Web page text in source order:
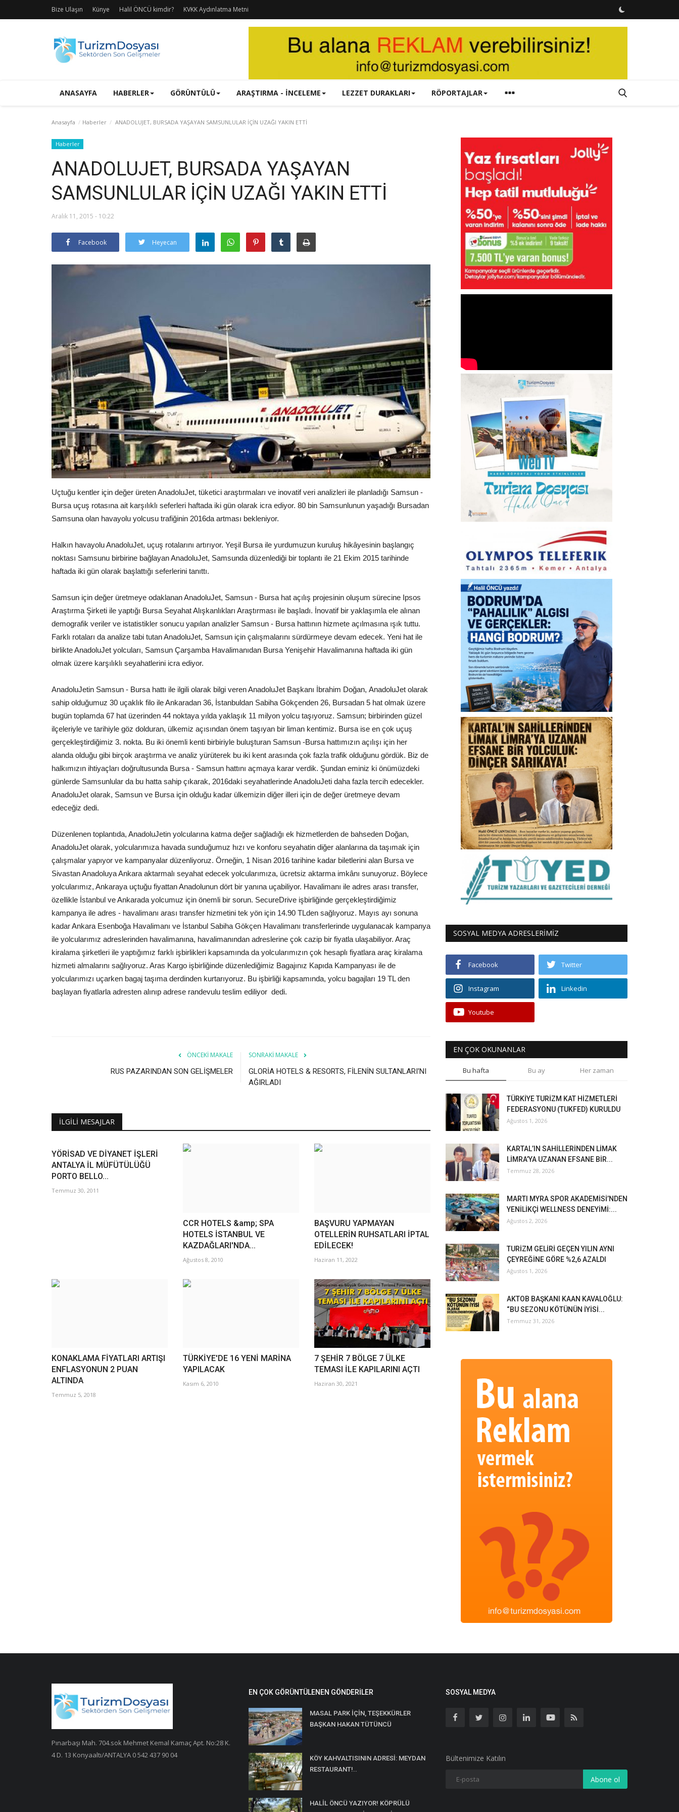
Bize Ulaşın Künye Halil ÖNCÜ kimdir? KVKK Aydınlatma Metni
ANASAYFA HABERLER GÖRÜNTÜLÜ ARAŞTIRMA - İNCELEME LEZZET DURAKLARI RÖPORTAJLAR
Anasayfa Haberler ANADOLUJET, BURSADA YAŞAYAN SAMSUNLULAR İÇİN UZAĞI YAKIN ETTİ
Haberler
ANADOLUJET, BURSADA YAŞAYAN
SAMSUNLULAR İÇİN UZAĞI YAKIN ETTİ
Aralık 11, 2015 - 10:22
Facebook Heyecan
Uçtuğu kentler için değer üreten AnadoluJet, tüketici araştırmaları ve inovatif veri analizleri ile planladığı Samsun -
Bursa uçuş rotasına ait karşılıklı seferleri haftada iki gün olarak icra ediyor. 80 bin Samsunlunun yaşadığı Bursadan
Samsuna olan havayolu yolcusu trafiğinin 2016da artması bekleniyor.
Halkın havayolu AnadoluJet, uçuş rotalarını artırıyor. Yeşil Bursa ile yurdumuzun kuruluş hikâyesinin başlangıç
noktası Samsunu birbirine bağlayan AnadoluJet, Samsunda düzenlediği bir toplantı ile 21 Ekim 2015 tarihinde
haftada iki gün olarak başlattığı seferlerini tanıttı.
Samsun için değer üretmeye odaklanan AnadoluJet, Samsun - Bursa hat açılış projesinin oluşum sürecine Ipsos
Araştırma Şirketi ile yaptığı Bursa Seyahat Alışkanlıkları Araştırması ile başladı. İnovatif bir yaklaşımla ele alınan
demografik veriler ve istatistikler sonucu yapılan analizler Samsun - Bursa hattının hizmete açılmasına ışık tuttu.
Farklı rotaları da analize tabi tutan AnadoluJet, Samsun için çalışmalarını sürdürmeye devam edecek. Yeni hat ile
birlikte AnadoluJet yolcuları, Samsun Çarşamba Havalimanıdan Bursa Yenişehir Havalimanına haftada iki gün
olmak üzere karşılıklı seyahatlerini icra ediyor.
AnadoluJetin Samsun - Bursa hattı ile ilgili olarak bilgi veren AnadoluJet Başkanı İbrahim Doğan, AnadoluJet olarak
sahip olduğumuz 30 uçaklık filo ile Ankaradan 36, İstanbuldan Sabiha Gökçenden 26, Bursadan 5 hat olmak üzere
bugün toplamda 67 hat üzerinden 44 noktaya yılda yaklaşık 11 milyon yolcu taşıyoruz. Samsun; birbirinden güzel
ilçeleriyle ve tarihiyle göz dolduran, ülkemiz açısından önem taşıyan bir liman kentimiz. Bursa ise en çok uçuş
gerçekleştirdiğimiz 3. nokta. Bu iki önemli kenti birbiriyle buluşturan Samsun -Bursa hattımızın açılışı için her
alanda olduğu gibi birçok araştırma ve analiz yürüterek bu iki kent arasında çok fazla trafik olduğunu gördük. Biz de
halkımızın ihtiyaçları doğrultusunda Bursa - Samsun hattını açmaya karar verdik. Şundan eminiz ki önümüzdeki
günlerde Samsunlular da bu hatta sahip çıkarak, 2016daki seyahatlerinde AnadoluJeti daha fazla tercih edecekler.
AnadoluJet olarak, Samsun ve Bursa için olduğu kadar ülkemizin diğer illeri için de değer üretmeye devam
edeceğiz dedi.
Düzenlenen toplantıda, AnadoluJetin yolcularına katma değer sağladığı ek hizmetlerden de bahseden Doğan,
AnadoluJet olarak, yolcularımıza havada sunduğumuz hızı ve konforu seyahatin diğer alanlarına da taşımak için
çalışmalar yapıyor ve kampanyalar düzenliyoruz. Örneğin, 1 Nisan 2016 tarihine kadar biletlerini alan Bursa ve
Sivastan Anadoluya Ankara aktarmalı seyahat edecek yolcularımıza, ücretsiz aktarma imkânı sunuyoruz. Böylece
yolcularımız, Ankaraya uçtuğu fiyattan Anadolunun dört bir yanına uçabiliyor. Havalimanı ile adres arası transfer,
özellikle İstanbul ve Ankarada yolcumuz için önemli bir sorun. SecureDrive işbirliğinde gerçekleştirdiğimiz
kampanya ile adres - havalimanı arası transfer hizmetini tek yön için 14.90 TLden sağlıyoruz. Mayıs ayı sonuna
kadar Ankara Esenboğa Havalimanı ve İstanbul Sabiha Gökçen Havalimanı transferlerinde uygulanacak kampanya
ile yolcularımız adreslerinden havalimanına, havalimanından adreslerine çok cazip bir fiyatla ulaşabiliyor. Araç
kiralama şirketleri ile yaptığımız farklı işbirlikleri kapsamında da yolcularımızın çok hesaplı fiyatlara araç kiralama
hizmeti almalarını sağlıyoruz. Aras Kargo işbirliğinde düzenlediğimiz Bagajınız Kapıda Kampanyası ile de
yolcularımızı uçarken bagaj taşıma derdinden kurtarıyoruz. Bu işbirliği kapsamında, yolcu bagajları 19 TL den
başlayan fiyatlarla adresten alınıp adrese randevulu teslim ediliyor  dedi.
ÖNCEKI MAKALE
RUS PAZARINDAN SON GELİŞMELER
SONRAKI MAKALE
GLORİA HOTELS & RESORTS, FİLENİN SULTANLARI'NI
AĞIRLADI
İLGILI MESAJLAR
YÖRİSAD VE DİYANET İŞLERİ
ANTALYA İL MÜFÜTÜLÜĞÜ
PORTO BELLO...
Temmuz 30, 2011
CCR HOTELS &amp; SPA
HOTELS İSTANBUL VE
KAZDAĞLARI'NDA...
Ağustos 8, 2010
BAŞVURU YAPMAYAN
OTELLERİN RUHSATLARI İPTAL
EDİLECEK!
Haziran 11, 2022
KONAKLAMA FİYATLARI ARTIŞI
ENFLASYONUN 2 PUAN
ALTINDA
Temmuz 5, 2018
TÜRKİYE'DE 16 YENİ MARİNA
YAPILACAK
Kasım 6, 2010
7 ŞEHİR 7 BÖLGE 7 ÜLKE
TEMASI İLE KAPILARINI AÇTI
Haziran 30, 2021
SOSYAL MEDYA ADRESLERİMİZ
Facebook Twitter
Instagram Linkedin
Youtube
EN ÇOK OKUNANLAR
Bu hafta Bu ay Her zaman
TÜRKİYE TURİZM KAT HİZMETLERİ
FEDERASYONU (TUKFED) KURULDU
Ağustos 1, 2026
KARTAL’IN SAHİLLERİNDEN LİMAK
LİMRA’YA UZANAN EFSANE BİR...
Temmuz 28, 2026
MARTI MYRA SPOR AKADEMİSİ’NDEN
YENİLİKÇİ WELLNESS DENEYİMİ:...
Ağustos 2, 2026
TURİZM GELİRİ GEÇEN YILIN AYNI
ÇEYREĞİNE GÖRE %2,6 AZALDI
Ağustos 1, 2026
AKTOB BAŞKANI KAAN KAVALOĞLU:
“BU SEZONU KÖTÜNÜN İYİSİ...
Temmuz 31, 2026
Pınarbaşı Mah. 704.sok Mehmet Kemal Kamaç Apt. No:28 K.
4 D. 13 Konyaaltı/ANTALYA 0 542 437 90 04
EN ÇOK GÖRÜNTÜLENEN GÖNDERILER
MASAL PARK İÇİN, TEŞEKKÜRLER
BAŞKAN HAKAN TÜTÜNCÜ
KÖY KAHVALTISININ ADRESİ: MEYDAN
RESTAURANT!..
HALİL ÖNCÜ YAZIYOR! KÖPRÜLÜ
SOSYAL MEDYA
Bültenimize Katılın
Abone ol